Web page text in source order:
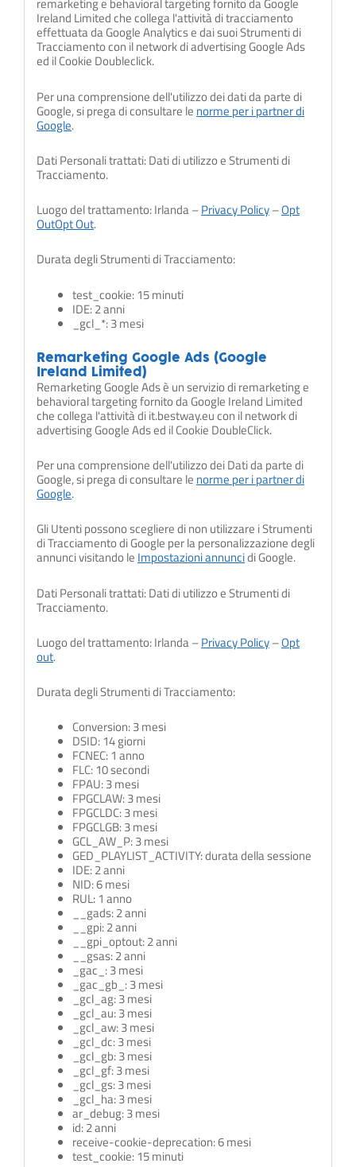
remarketing e behavioral targeting fornito da Google
Ireland Limited che collega l'attività di tracciamento
effettuata da Google Analytics e dai suoi Strumenti di
Tracciamento con il network di advertising Google Ads
ed il Cookie Doubleclick.
Per una comprensione dell'utilizzo dei dati da parte di
Google, si prega di consultare le norme per i partner di
Google.
Dati Personali trattati: Dati di utilizzo e Strumenti di
Tracciamento.
Luogo del trattamento: Irlanda –Privacy Policy–Opt
OutOpt Out.
Durata degli Strumenti di Tracciamento:
test_cookie: 15 minuti
IDE: 2 anni
_gcl_*: 3 mesi
Remarketing Google Ads (Google
Ireland Limited)
Remarketing Google Ads è un servizio di remarketing e
behavioral targeting fornito da Google Ireland Limited
che collega l'attività di it.bestway.eu con il network di
advertising Google Ads ed il Cookie DoubleClick.
Per una comprensione dell'utilizzo dei Dati da parte di
Google, si prega di consultare le norme per i partner di
Google.
Gli Utenti possono scegliere di non utilizzare i Strumenti
di Tracciamento di Google per la personalizzazione degli
annunci visitando le Impostazioni annuncidi Google.
Dati Personali trattati: Dati di utilizzo e Strumenti di
Tracciamento.
Luogo del trattamento: Irlanda –Privacy Policy–Opt
out.
Durata degli Strumenti di Tracciamento:
Conversion: 3 mesi
DSID: 14 giorni
FCNEC: 1 anno
FLC: 10 secondi
FPAU: 3 mesi
FPGCLAW: 3 mesi
FPGCLDC: 3 mesi
FPGCLGB: 3 mesi
GCL_AW_P: 3 mesi
GED_PLAYLIST_ACTIVITY: durata della sessione
IDE: 2 anni
NID: 6 mesi
RUL: 1 anno
__gads: 2 anni
__gpi: 2 anni
__gpi_optout: 2 anni
__gsas: 2 anni
_gac_ : 3 mesi
_gac_gb_ : 3 mesi
_gcl_ag: 3 mesi
_gcl_au: 3 mesi
_gcl_aw: 3 mesi
_gcl_dc: 3 mesi
_gcl_gb: 3 mesi
_gcl_gf: 3 mesi
_gcl_gs: 3 mesi
_gcl_ha: 3 mesi
ar_debug: 3 mesi
id: 2 anni
receive-cookie-deprecation: 6 mesi
test_cookie: 15 minuti